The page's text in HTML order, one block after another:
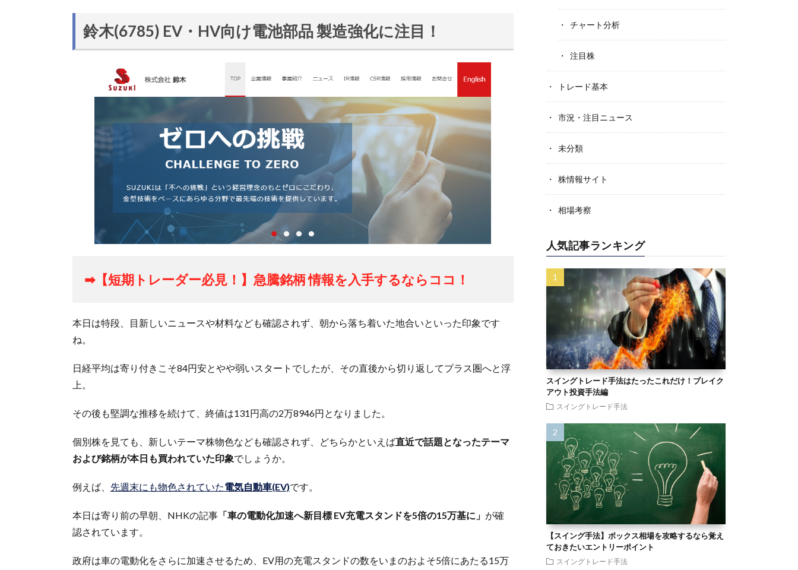
鈴木(6785) EV・HV向け電池部品 製造強化に注目！
➡【短期トレーダー必見！】急騰銘柄 情報を入手するならココ！
本日は特段、目新しいニュースや材料なども確認されず、朝から落ち着いた地合いといった印象です
ね。
日経平均は寄り付きこそ84円安とやや弱いスタートでしたが、その直後から切り返してプラス圏へと浮
上。
その後も堅調な推移を続けて、終値は131円高の2万8946円となりました。
個別株を見ても、新しいテーマ株物色なども確認されず、どちらかといえば直近で話題となったテーマ
および銘柄が本日も買われていた印象でしょうか。
例えば、 先週末にも物色されていた電気自動車(EV)です。
本日は寄り前の早朝、NHKの記事 「車の電動化加速へ新目標 EV充電スタンドを5倍の15万基に」 が確
認されています。
政府は車の電動化をさらに加速させるため、EV用の充電スタンドの数をいまのおよそ5倍にあたる15万
チャート分析
注目株
トレード基本
市況・注目ニュース
未分類
株情報サイト
相場考察
人気記事ランキング
スイングトレード手法はたったこれだけ！ブレイク
アウト投資手法編
スイングトレード手法
【スイング手法】ボックス相場を攻略するなら覚え
ておきたいエントリーポイント
スイングトレード手法